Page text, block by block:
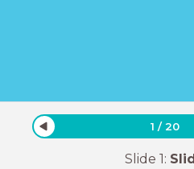
1 /20
Slide 1: